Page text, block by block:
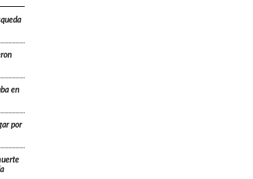
en
por